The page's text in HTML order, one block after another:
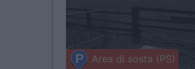
Area di sosta (PS)